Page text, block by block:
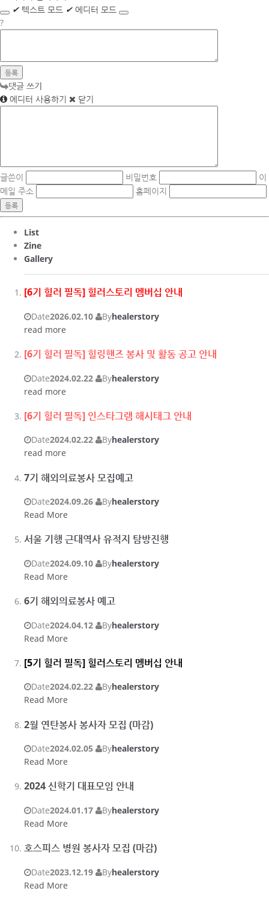
✔ 텍스트 모드 ✔ 에디터 모드
?
댓글 쓰기
에디터 사용하기
닫기
글쓴이 비밀번호
이
메일 주소
홈페이지
List
Zine
Gallery
[6기 힐러 필독] 힐러스토리 멤버십 안내
Date2026.02.10 Byhealerstory
read more
[6기 힐러 필독] 힐링핸즈 봉사 및 활동 공고 안내
Date2024.02.22 Byhealerstory
read more
[6기 힐러 필독] 인스타그램 해시태그 안내
Date2024.02.22 Byhealerstory
read more
7기 해외의료봉사 모집예고
Date2024.09.26 Byhealerstory
Read More
서울 기행 근대역사 유적지 탐방진행
Date2024.09.10 Byhealerstory
Read More
6기 해외의료봉사 예고
Date2024.04.12 Byhealerstory
Read More
[5기 힐러 필독] 힐러스토리 멤버십 안내
Date2024.02.22 Byhealerstory
Read More
2월 연탄봉사 봉사자 모집 (마감)
Date2024.02.05 Byhealerstory
Read More
2024 신학기 대표모임 안내
Date2024.01.17 Byhealerstory
Read More
호스피스 병원 봉사자 모집 (마감)
Date2023.12.19 Byhealerstory
Read More